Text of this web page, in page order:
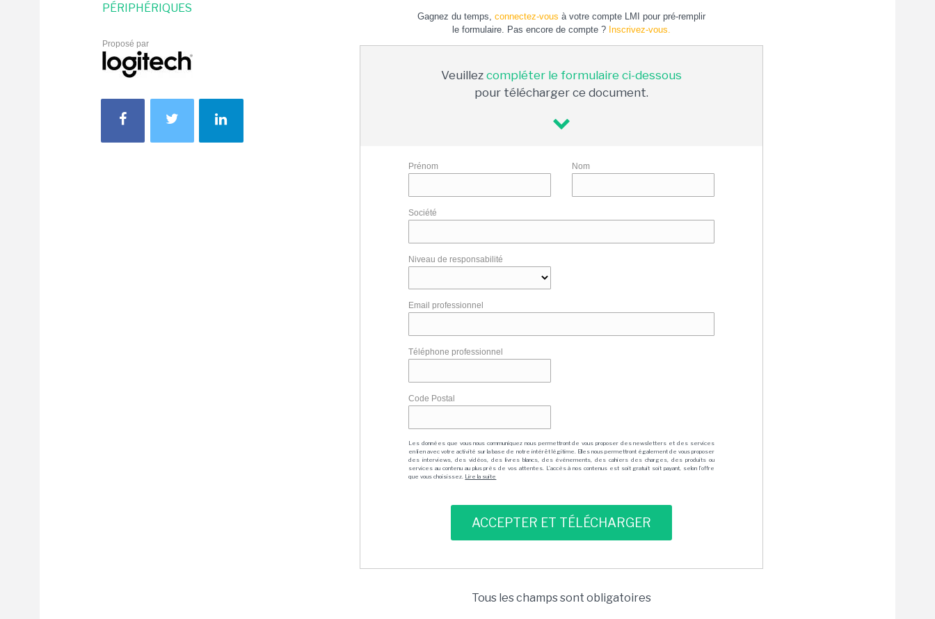
PÉRIPHÉRIQUES
Proposé par
Gagnez du temps, connectez-vous à votre compte LMI pour pré-remplir
le formulaire. Pas encore de compte ? Inscrivez-vous.
Veuillez compléter le formulaire ci-dessous
pour télécharger ce document.
Prénom Nom
Société
Niveau de responsabilité
Email professionnel
Téléphone professionnel
Code Postal
Les données que vous nous communiquez nous permettront de vous proposer des newsletters et des services
en lien avec votre activité sur la base de notre intérêt légitime. Elles nous permettront également de vous proposer
des interviews, des vidéos, des livres blancs, des événements, des cahiers des charges, des produits ou
services au contenu au plus près de vos attentes. L'accès à nos contenus est soit gratuit soit payant, selon l'offre
que vous choisissez. Lire la suite
Tous les champs sont obligatoires